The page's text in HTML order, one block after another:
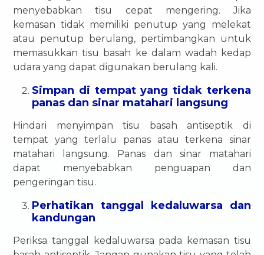
menyebabkan tisu cepat mengering. Jika
kemasan tidak memiliki penutup yang melekat
atau penutup berulang, pertimbangkan untuk
memasukkan tisu basah ke dalam wadah kedap
udara yang dapat digunakan berulang kali.
Simpan di tempat yang tidak terkena
panas dan sinar matahari langsung
Hindari menyimpan tisu basah antiseptik di
tempat yang terlalu panas atau terkena sinar
matahari langsung. Panas dan sinar matahari
dapat menyebabkan penguapan dan
pengeringan tisu.
Perhatikan tanggal kedaluwarsa dan
kandungan
Periksa tanggal kedaluwarsa pada kemasan tisu